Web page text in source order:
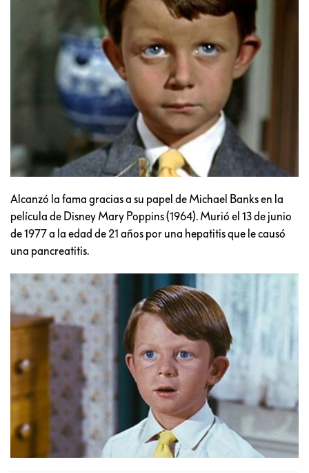
Alcanzó la fama gracias a su papel de Michael Banks en la
película de Disney Mary Poppins (1964). Murió el 13 de junio
de 1977 a la edad de 21 años por una hepatitis que le causó
una pancreatitis.